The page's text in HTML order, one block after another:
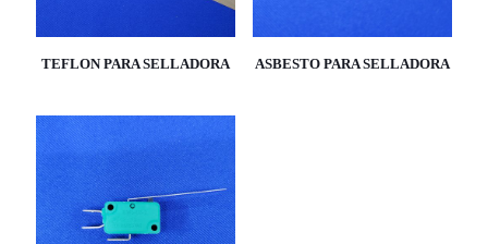
TEFLON PARA SELLADORA ASBESTO PARA SELLADORA